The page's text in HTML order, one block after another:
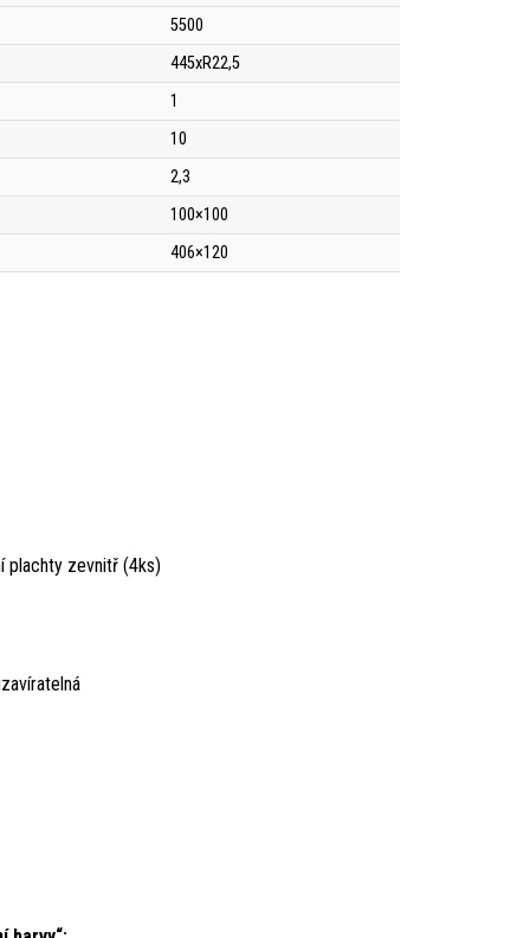
5500
445xR22,5
1
10
2,3
100×100
406×120
plachty zevnitř (4ks)